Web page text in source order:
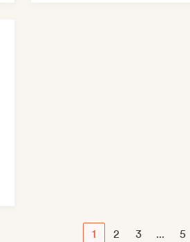
1 2 3 ... 5